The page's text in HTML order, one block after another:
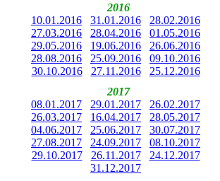
2016
10.01.2016
31.01.2016
28.02.2016
27.03.2016
28.04.2016
01.05.2016
29.05.2016
19.06.2016
26.06.2016
28.08.2016
25.09.2016
09.10.2016
30.10.2016
27.11.2016
25.12.2016
2017
08.01.2017
29.01.2017
26.02.2017
26.03.2017
16.04.2017
28.05.2017
04.06.2017
25.06.2017
30.07.2017
27.08.2017
24.09.2017
08.10.2017
29.10.2017
26.11.2017
24.12.2017
31.12.2017